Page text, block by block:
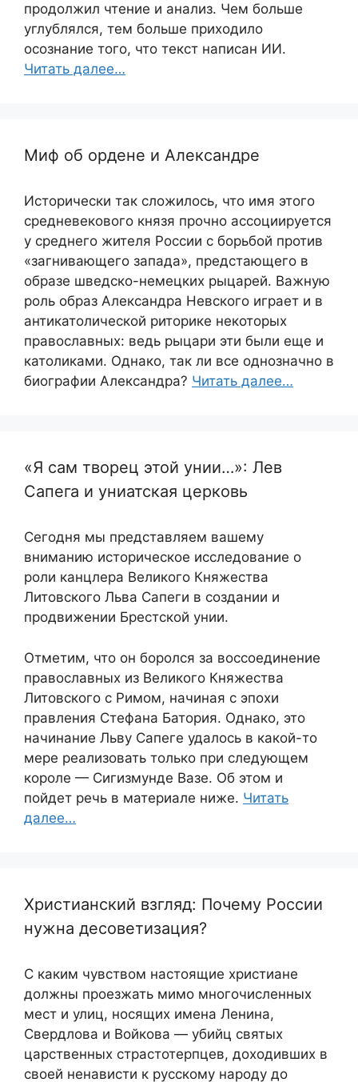
продолжил чтение и анализ. Чем больше
углублялся, тем больше приходило
осознание того, что текст написан ИИ.
Читать далее…
Миф об ордене и Александре
Исторически так сложилось, что имя этого
средневекового князя прочно ассоциируется
у среднего жителя России с борьбой против
«загнивающего запада», предстающего в
образе шведско-немецких рыцарей. Важную
роль образ Александра Невского играет и в
антикатолической риторике некоторых
православных: ведь рыцари эти были еще и
католиками. Однако, так ли все однозначно в
биографии Александра? Читать далее…
«Я сам творец этой унии…»: Лев
Сапега и униатская церковь
Сегодня мы представляем вашему
вниманию историческое исследование о
роли канцлера Великого Княжества
Литовского Льва Сапеги в создании и
продвижении Брестской унии.
Отметим, что он боролся за воссоединение
православных из Великого Княжества
Литовского с Римом, начиная с эпохи
правления Стефана Батория. Однако, это
начинание Льву Сапеге удалось в какой-то
мере реализовать только при следующем
короле — Сигизмунде Вазе. Об этом и
пойдет речь в материале ниже. Читать
далее…
Христианский взгляд: Почему России
нужна десоветизация?
С каким чувством настоящие христиане
должны проезжать мимо многочисленных
мест и улиц, носящих имена Ленина,
Свердлова и Войкова — убийц святых
царственных страстотерпцев, доходивших в
своей ненависти к русскому народу до